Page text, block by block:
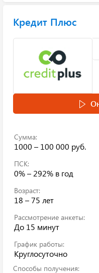
Кредит Плюс
Сумма:
1000 – 100 000 руб.
ПСК:
0% – 292% в год
Возраст:
18 – 75 лет
Рассмотрение анкеты:
До 15 минут
График работы:
Круглосуточно
Способы получения: